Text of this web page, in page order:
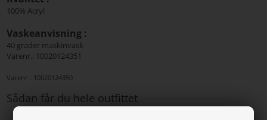
100% Acryl
Vaskeanvisning :
40 grader maskinvask
Varenr.: 10020124351
Varenr.: 10020124350
Sådan får du hele outfittet